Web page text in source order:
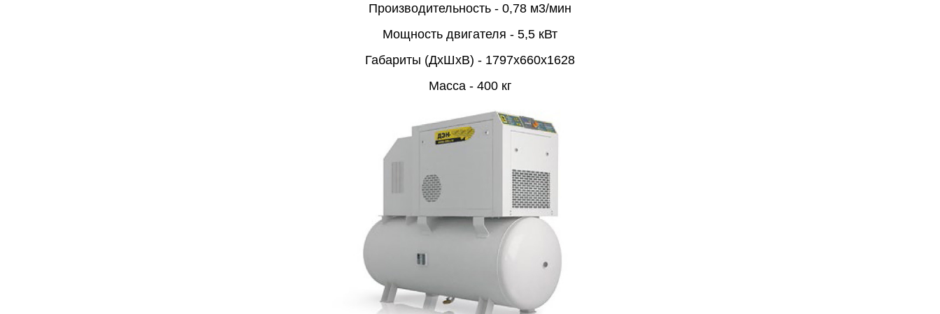
Производительность - 0,78 м3/мин
Мощность двигателя - 5,5 кВт
Габариты (ДхШхВ) - 1797х660х1628
Масса - 400 кг